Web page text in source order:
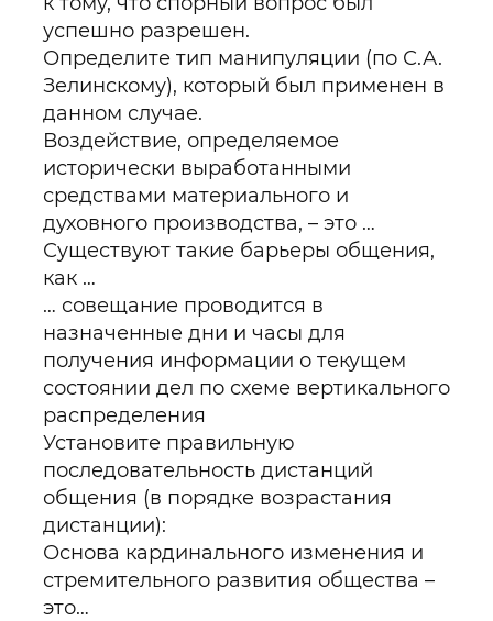
успешно разрешен.
Определите тип манипуляции (по С.А.
Зелинскому), который был применен в
данном случае.
Воздействие, определяемое
исторически выработанными
средствами материального и
духовного производства, – это …
Существуют такие барьеры общения,
как …
… совещание проводится в
назначенные дни и часы для
получения информации о текущем
состоянии дел по схеме вертикального
распределения
Установите правильную
последовательность дистанций
общения (в порядке возрастания
дистанции):
Основа кардинального изменения и
стремительного развития общества –
это…